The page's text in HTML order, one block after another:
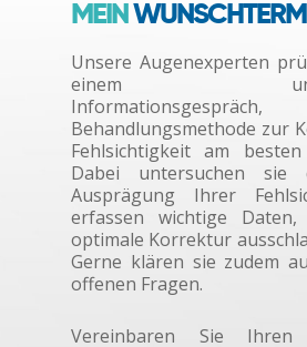
MEIN
Unsere Augenexperten
einem
Behandlungsmethode zur
Fehlsichtigkeit am
Dabei untersuchen
Ausprägung Ihrer
erfassen wichtige
optimale Korrektur
Gerne klären sie zudem
offenen Fragen.
Vereinbaren Sie Ihren